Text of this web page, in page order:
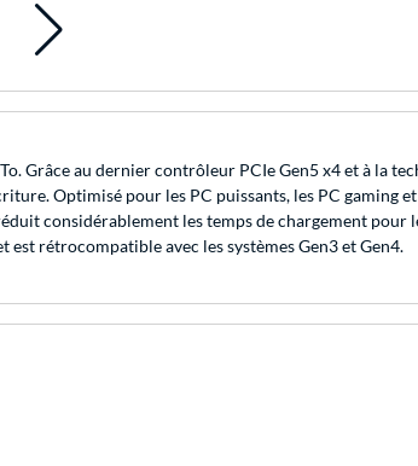
Grâce au dernier contrôleur PCIe Gen5 x4 et à la
Optimisé pour les PC puissants, les PC gaming
considérablement les temps de chargement
rétrocompatible avec les systèmes Gen3 et Gen4.